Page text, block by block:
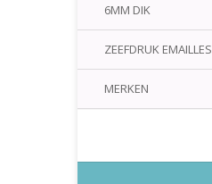
6MM DIK
ZEEFDRUK EMAILLES
MERKEN